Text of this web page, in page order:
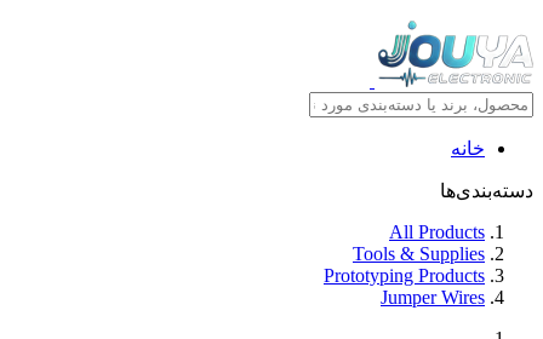
خانه
دسته‌بندی‌ها
All Products
Tools & Supplies
Prototyping Products
Jumper Wires